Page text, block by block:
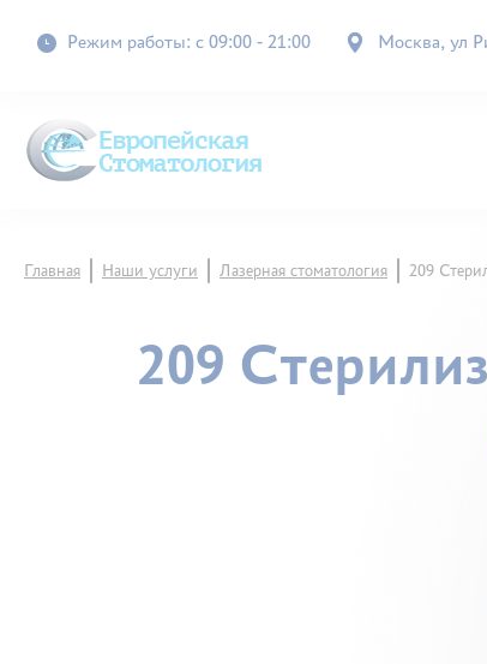
Режим работы: с 09:00 - 21:00 Москва, ул
Главная Наши услуги Лазерная стоматология 209
209